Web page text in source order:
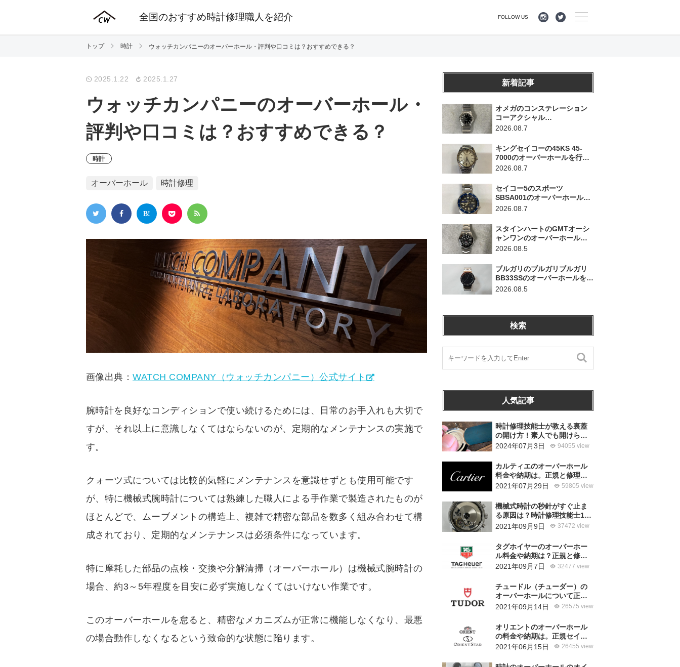
全国のおすすめ時計修理職人を紹介 FOLLOW US
トップ 時計 ウォッチカンパニーのオーバーホール・評判や口コミは？おすすめできる？
2025.1.22 2025.1.27
ウォッチカンパニーのオーバーホール・
評判や口コミは？おすすめできる？
時計
オーバーホール 時計修理
画像出典： WATCH COMPANY（ウォッチカンパニー）公式サイト
腕時計を良好なコンディションで使い続けるためには、日常のお手入れも大切で
すが、それ以上に意識しなくてはならないのが、定期的なメンテナンスの実施で
す。
クォーツ式については比較的気軽にメンテナンスを意識せずとも使用可能です
が、特に機械式腕時計については熟練した職人による手作業で製造されたものが
ほとんどで、ムーブメントの構造上、複雑で精密な部品を数多く組み合わせて構
成されており、定期的なメンテナンスは必須条件になっています。
特に摩耗した部品の点検・交換や分解清掃（オーバーホール）は機械式腕時計の
場合、約3～5年程度を目安に必ず実施しなくてはいけない作業です。
このオーバーホールを怠ると、精密なメカニズムが正常に機能しなくなり、最悪
の場合動作しなくなるという致命的な状態に陥ります。
新着記事
オメガのコンステレーション
コーアクシャル
123.10.35.20.01.001のオーバ
奈川県横浜市/O様）
2026.08.7
キングセイコーの45KS 45-
7000のオーバーホールを行い
ました。（埼玉県所沢市/I様）
2026.08.7
セイコー5のスポーツ
SBSA001のオーバーホールを
行いました。（千葉県東金
2026.08.7
スタインハートのGMTオーシ
ャンワンのオーバーホールを
行いました。（神奈川県平塚
2026.08.5
ブルガリのブルガリブルガリ
BB33SSのオーバーホールを行
いました。（埼玉県所沢市/S
2026.08.5
検索
人気記事
時計修理技能士が教える裏蓋
の開け方！素人でも開けられ
る？
2024年07月3日 94055 view
カルティエのオーバーホール
料金や納期は。正規と修理専
門店の比較どちらがおすす
2021年07月29日 59805 view
機械式時計の秒針がすぐ止ま
る原因は？時計修理技能士1級
の技術者がお答えします。
2021年09月9日 37472 view
タグホイヤーのオーバーホー
ル料金や納期は？正規と修理
専門店の比較、どちらがおす
2021年09月7日 32477 view
チュードル（チューダー）の
オーバーホールについて正規
サービスと腕時計修理専門店
どっち？
2021年09月14日 26575 view
オリエントのオーバーホール
の料金や納期は。正規セイコ
ーエプソンと修理専門店の比
2021年06月15日 26455 view